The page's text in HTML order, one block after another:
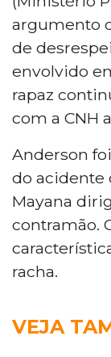
argumento
de
envolvido
rapaz
com a CNH
Anderson
do acidente
Mayana
contramão.
racha.
VEJA